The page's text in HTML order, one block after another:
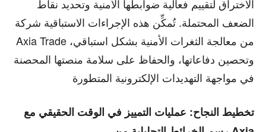
الاختراق لتقييم فعالية ضوابطها الأمنية وتحديد نقاط
الضعف المحتملة. تُمكِّن هذه الإجراءات الاستباقية شركة
Axia Trade من معالجة الثغرات الأمنية بشكل استباقي،
وتحصين دفاعاتها، والحفاظ على سلامة منصتها المحصنة
في مواجهة التهديدات الإلكترونية المتطورة
تخطيط النجاح: عمليات التمييز في الوقت الحقيقي مع